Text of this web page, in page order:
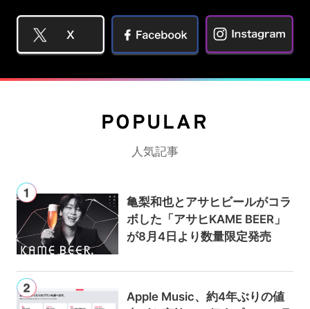
POPULAR
人気記事
亀梨和也とアサヒビールがコラ
ボした「アサヒKAME BEER」
が8月4日より数量限定発売
Apple Music、約4年ぶりの値